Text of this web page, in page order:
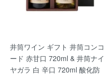
井筒ワイン ギフト 井筒コンコ
ード 赤甘口 720ml & 井筒ナイ
ヤガラ 白 辛口 720ml 酸化防